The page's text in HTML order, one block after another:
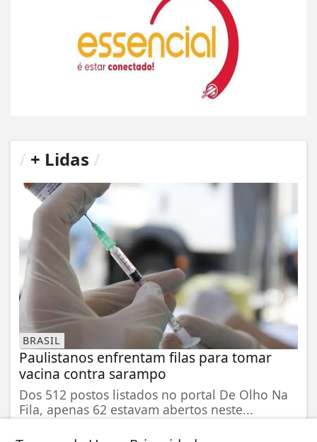
+ Lidas
BRASIL
Paulistanos enfrentam filas para tomar
vacina contra sarampo
Dos 512 postos listados no portal De Olho Na
Fila, apenas 62 estavam abertos neste...